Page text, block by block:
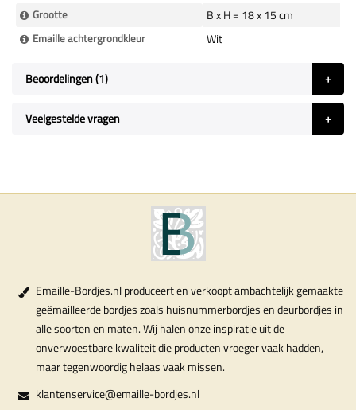
Grootte B x H = 18 x 15 cm
Emaille achtergrondkleur Wit
Beoordelingen 1
Veelgestelde vragen
Emaille-Bordjes.nl produceert en verkoopt ambachtelijk gemaakte
geëmailleerde bordjes zoals huisnummerbordjes en deurbordjes in
alle soorten en maten. Wij halen onze inspiratie uit de
onverwoestbare kwaliteit die producten vroeger vaak hadden,
maar tegenwoordig helaas vaak missen.
klantenservice@emaille-bordjes.nl